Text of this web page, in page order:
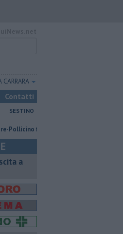
CARRARA
Contatti
SESTINO
finisce in carcere
a